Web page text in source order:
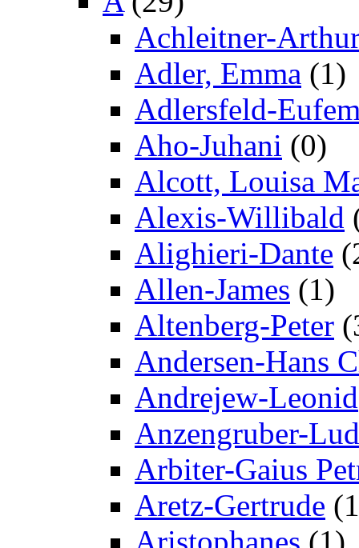
Achleitner-
Adler, Emma (1)
Adlersfeld-
Aho-Juhani (0)
Alcott, Louisa
Alexis-Willibald
Alighieri-Dante
Allen-James (1)
Altenberg-Peter
Andersen-Hans
Andrejew-Leonid
Anzengruber-
Arbiter-Gaius
Aretz-Gertrude
Aristophanes (1)